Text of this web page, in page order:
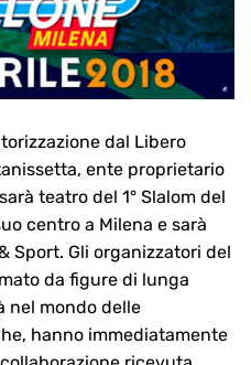
dal Libero
ente proprietario
teatro del 1° Slalom del
centro a Milena e sarà
Sport. Gli organizzatori del
da figure di lunga
nel mondo delle
hanno immediatamente